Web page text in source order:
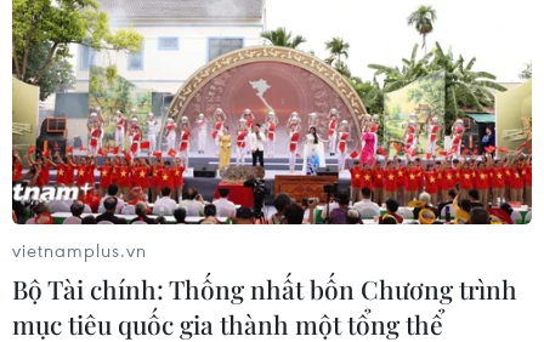
vietnamplus.vn
Bộ Tài chính: Thống nhất bốn Chương trình
mục tiêu quốc gia thành một tổng thể